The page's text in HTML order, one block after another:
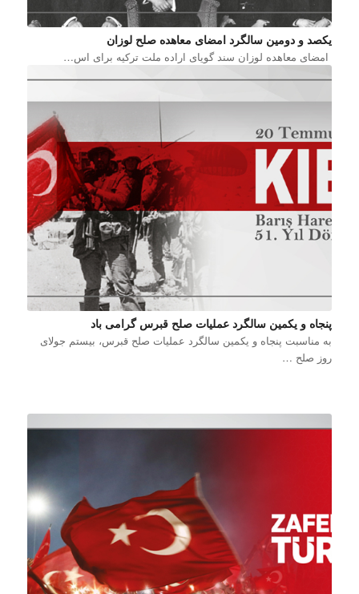
یکصد و دومین سالگرد امضای معاهده صلح لوزان
امضای معاهده لوزان سند گویای اراده ملت ترکیه برای اس…
پنجاه و یکمین سالگرد عملیات صلح قبرس گرامی باد
به مناسبت پنجاه و یکمین سالگرد عملیات صلح قبرس، بیستم جولای
روز صلح …